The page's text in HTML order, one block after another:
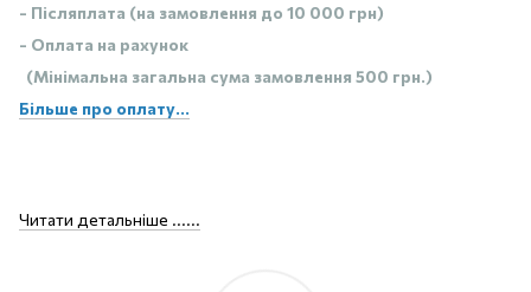
- Післяплата (на замовлення до 10 000 грн)
- Оплата на рахунок
(Мінімальна загальна сума замовлення 500 грн.)
Більше про оплату...
Читати детальніше ......